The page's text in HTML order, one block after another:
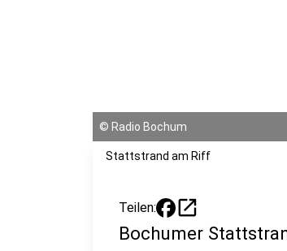
© Radio Bochum
Stattstrand am Riff
Teilen: open_in_new
Bochumer